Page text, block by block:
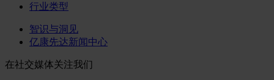
行业类型
智识与洞见
亿康先达新闻中心
在社交媒体关注我们